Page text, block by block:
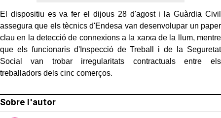
El dispositiu es va fer el dijous 28 d'agost i la Guàrdia Civil
assegura que els tècnics d'Endesa van desenvolupar un paper
clau en la detecció de connexions a la xarxa de la llum, mentre
que els funcionaris d'Inspecció de Treball i de la Seguretat
Social van trobar irregularitats contractuals entre els
treballadors dels cinc comerços.
Sobre l'autor